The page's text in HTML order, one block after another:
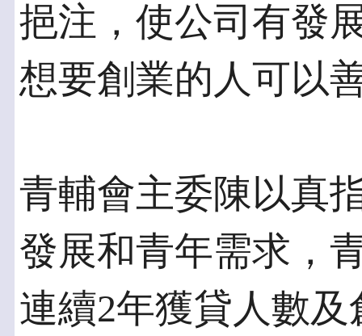
挹注，使公司有發
想要創業的人可以
青輔會主委陳以真
發展和青年需求，
連續2年獲貸人數